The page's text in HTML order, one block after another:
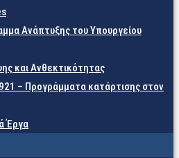
Ανάπτυξης του Υπουργείου
και Ανθεκτικότητας
– Προγράμματα κατάρτισης στον
Έργα